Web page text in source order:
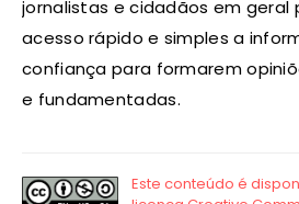
jornalistas e cidadãos em geral
acesso rápido e simples a
confiança para formarem
e fundamentadas.